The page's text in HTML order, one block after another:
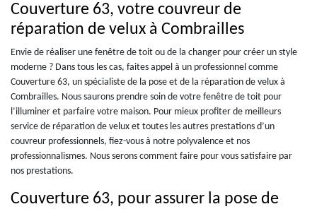
Couverture 63, votre couvreur de
réparation de velux à Combrailles
Envie de réaliser une fenêtre de toit ou de la changer pour créer un style
moderne ? Dans tous les cas, faites appel à un professionnel comme
Couverture 63, un spécialiste de la pose et de la réparation de velux à
Combrailles. Nous saurons prendre soin de votre fenêtre de toit pour
l’illuminer et parfaire votre maison. Pour mieux profiter de meilleurs
service de réparation de velux et toutes les autres prestations d’un
couvreur professionnels, fiez-vous à notre polyvalence et nos
professionnalismes. Nous serons comment faire pour vous satisfaire par
nos prestations.
Couverture 63, pour assurer la pose de